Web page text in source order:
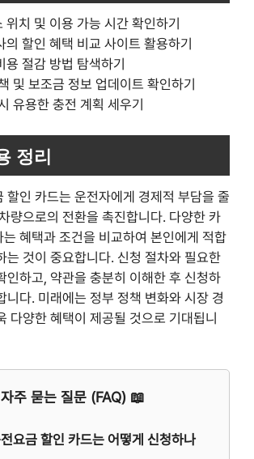
위치 및 이용 가능 시간 확인하기
의 할인 혜택 비교 사이트 활용하기
용 절감 방법 탐색하기
및 보조금 정보 업데이트 확인하기
유용한 충전 계획 세우기
정리
할인 카드는 운전자에게 경제적 부담을 줄
량으로의 전환을 촉진합니다. 다양한 카
혜택과 조건을 비교하여 본인에게 적합
는 것이 중요합니다. 신청 절차와 필요한
인하고, 약관을 충분히 이해한 후 신청하
니다. 미래에는 정부 정책 변화와 시장 경
다양한 혜택이 제공될 것으로 기대됩니
자주 묻는 질문 (FAQ) 📖
요금 할인 카드는 어떻게 신청하나